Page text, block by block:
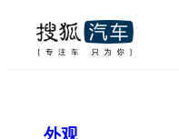
外观